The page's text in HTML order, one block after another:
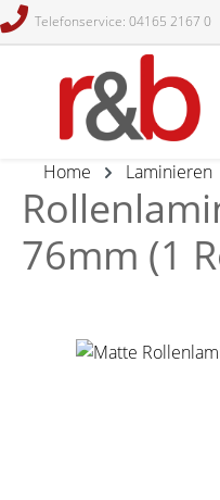
Zur Suche springen
Telefonservice: 04165 2167 0
Home Laminieren
76mm (1
Bildergalerie